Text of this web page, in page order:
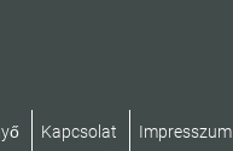
Kapcsolat Impresszum